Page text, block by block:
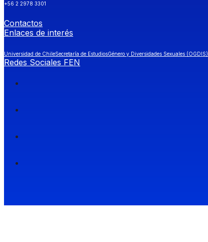
+56 2 2978 3301
Contactos
Enlaces de interés
Universidad de ChileSecretaría de EstudiosGénero y Diversidades Sexuales (OGDIS)
Redes Sociales FEN